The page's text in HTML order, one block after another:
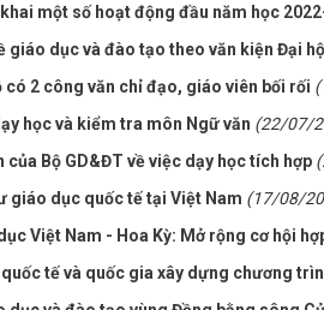
một số hoạt động đầu năm học
giáo dục và đào tạo theo văn kiện Đại hội
2 công văn chỉ đạo, giáo viên bối rối
học và kiểm tra môn Ngữ văn (22/07/
của Bộ GD&ĐT về việc dạy học tích hợp
giáo dục quốc tế tại Việt Nam (17/08/
Việt Nam - Hoa Kỳ: Mở rộng cơ hội
tế và quốc gia xây dựng chương